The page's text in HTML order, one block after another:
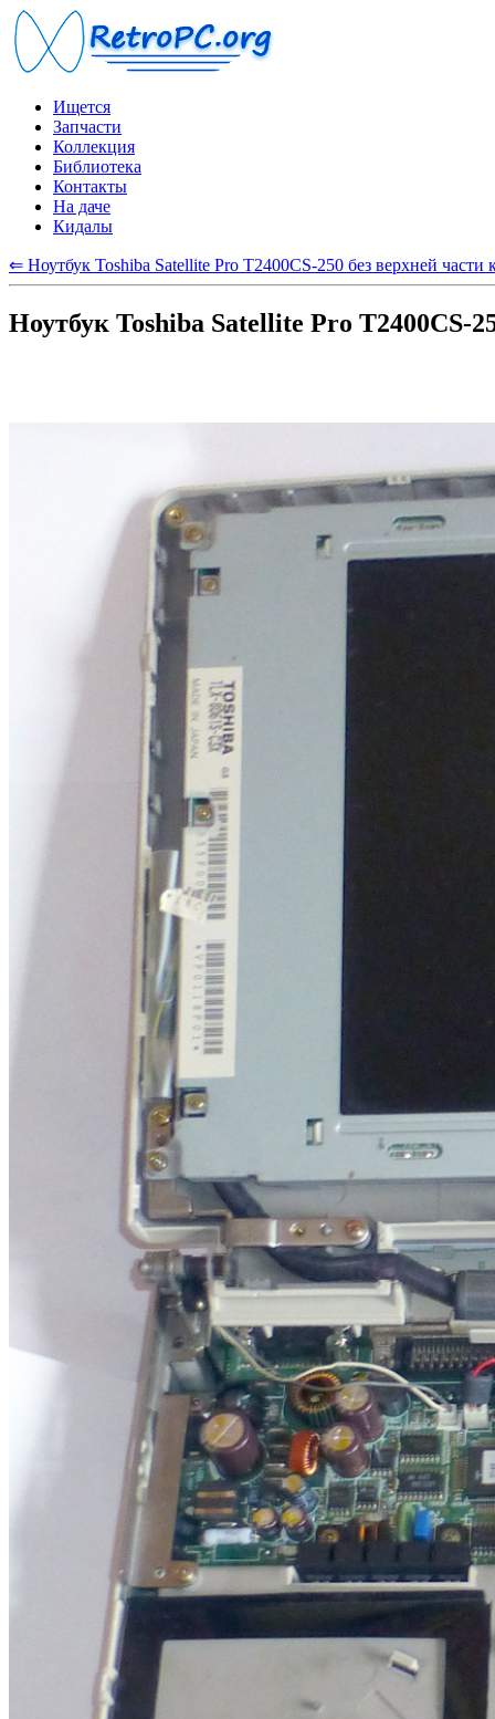
Ищется
Запчасти
Коллекция
Библиотека
Контакты
На даче
Кидалы
⇐ Ноутбук Toshiba Satellite Pro T2400CS-250 без верхней части
Ноутбук Toshiba Satellite Pro T2400CS-